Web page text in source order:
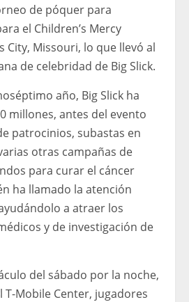
de póquer para
el Children’s Mercy
City, Missouri, lo que llevó al
de celebridad de Big Slick.
año, Big Slick ha
millones, antes del evento
patrocinios, subastas en
otras campañas de
para curar el cáncer
ha llamado la atención
a atraer los
y de investigación de
del sábado por la noche,
T-Mobile Center, jugadores